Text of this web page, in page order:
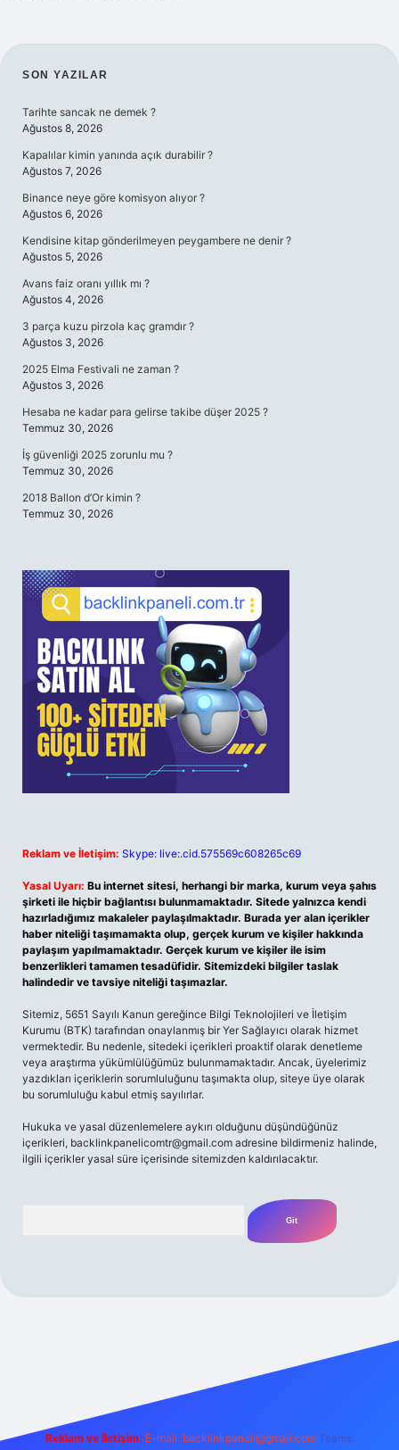
SIDEBAR
SON YAZILAR
Tarihte sancak ne demek ?
Ağustos 8, 2026
Kapalılar kimin yanında açık durabilir ?
Ağustos 7, 2026
Binance neye göre komisyon alıyor ?
Ağustos 6, 2026
Kendisine kitap gönderilmeyen peygambere ne denir ?
Ağustos 5, 2026
Avans faiz oranı yıllık mı ?
Ağustos 4, 2026
3 parça kuzu pirzola kaç gramdır ?
Ağustos 3, 2026
2025 Elma Festivali ne zaman ?
Ağustos 3, 2026
Hesaba ne kadar para gelirse takibe düşer 2025 ?
Temmuz 30, 2026
İş güvenliği 2025 zorunlu mu ?
Temmuz 30, 2026
2018 Ballon d’Or kimin ?
Temmuz 30, 2026
Reklam ve İletişim: Skype: live:.cid.575569c608265c69
Yasal Uyarı: Bu internet sitesi, herhangi bir marka, kurum veya şahıs
şirketi ile hiçbir bağlantısı bulunmamaktadır. Sitede yalnızca kendi
hazırladığımız makaleler paylaşılmaktadır. Burada yer alan içerikler
haber niteliği taşımamakta olup, gerçek kurum ve kişiler hakkında
paylaşım yapılmamaktadır. Gerçek kurum ve kişiler ile isim
benzerlikleri tamamen tesadüfidir. Sitemizdeki bilgiler taslak
halindedir ve tavsiye niteliği taşımazlar.
Sitemiz, 5651 Sayılı Kanun gereğince Bilgi Teknolojileri ve İletişim
Kurumu (BTK) tarafından onaylanmış bir Yer Sağlayıcı olarak hizmet
vermektedir. Bu nedenle, sitedeki içerikleri proaktif olarak denetleme
veya araştırma yükümlülüğümüz bulunmamaktadır. Ancak, üyelerimiz
yazdıkları içeriklerin sorumluluğunu taşımakta olup, siteye üye olarak
bu sorumluluğu kabul etmiş sayılırlar.
Hukuka ve yasal düzenlemelere aykırı olduğunu düşündüğünüz
içerikleri, backlinkpanelicomtr@gmail.com adresine bildirmeniz halinde,
ilgili içerikler yasal süre içerisinde sitemizden kaldırılacaktır.
Reklam ve İletişim: E-mail: backlinkpaneli@gmail.com Teams: